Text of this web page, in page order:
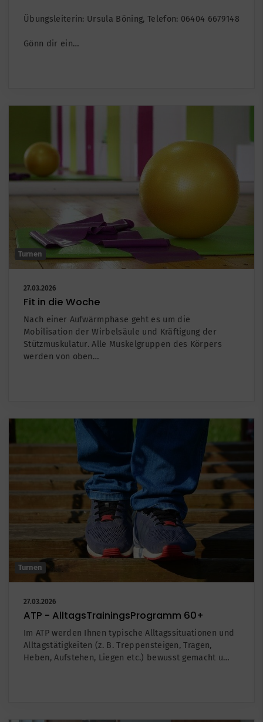
Übungsleiterin: Ursula Böning, Telefon: 06404 6679148
Gönn dir ein…
Turnen
27.03.2026
Fit in die Woche
Nach einer Aufwärmphase geht es um die
Mobilisation der Wirbelsäule und Kräftigung der
Stützmuskulatur. Alle Muskelgruppen des Körpers
werden von oben…
Turnen
27.03.2026
ATP - AlltagsTrainingsProgramm 60+
Im ATP werden Ihnen typische Alltagssituationen und
Alltagstätigkeiten (z. B. Treppensteigen, Tragen,
Heben, Aufstehen, Liegen etc.) bewusst gemacht u…